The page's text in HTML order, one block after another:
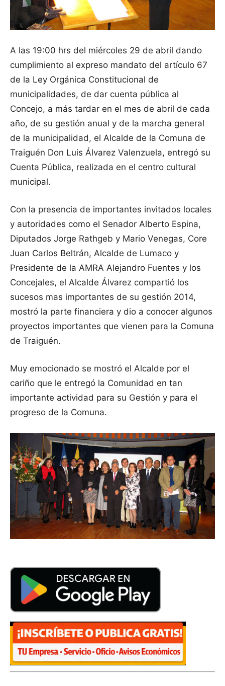
A las 19:00 hrs del miércoles 29 de abril dando
cumplimiento al expreso mandato del artículo 67
de la Ley Orgánica Constitucional de
municipalidades, de dar cuenta pública al
Concejo, a más tardar en el mes de abril de cada
año, de su gestión anual y de la marcha general
de la municipalidad, el Alcalde de la Comuna de
Traiguén Don Luis Álvarez Valenzuela, entregó su
Cuenta Pública, realizada en el centro cultural
municipal.
Con la presencia de importantes invitados locales
y autoridades como el Senador Alberto Espina,
Diputados Jorge Rathgeb y Mario Venegas, Core
Juan Carlos Beltrán, Alcalde de Lumaco y
Presidente de la AMRA Alejandro Fuentes y los
Concejales, el Alcalde Álvarez compartió los
sucesos mas importantes de su gestión 2014,
mostró la parte financiera y dio a conocer algunos
proyectos importantes que vienen para la Comuna
de Traiguén.
Muy emocionado se mostró el Alcalde por el
cariño que le entregó la Comunidad en tan
importante actividad para su Gestión y para el
progreso de la Comuna.